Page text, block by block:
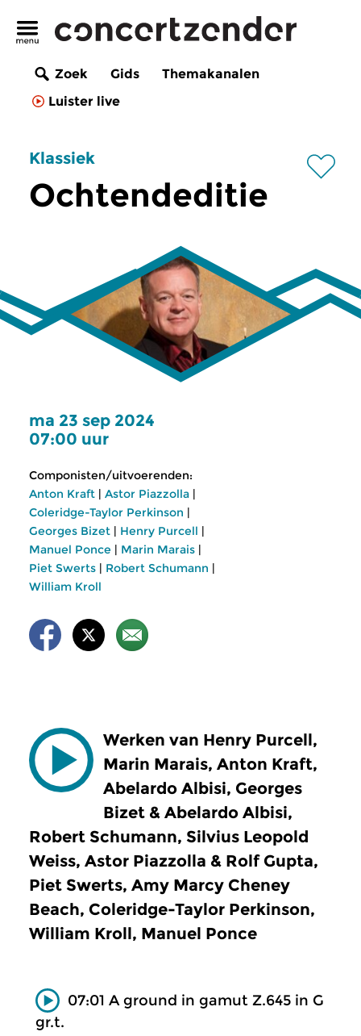
Zoek Gids
Themakanalen
Luister live
Klassiek
Ochtendeditie
ma 23 sep 2024
07:00 uur
Componisten/uitvoerenden:
Anton Kraft | Astor Piazzolla |
Coleridge-Taylor Perkinson |
Georges Bizet | Henry Purcell |
Manuel Ponce | Marin Marais |
Piet Swerts | Robert Schumann |
William Kroll
Werken van Henry Purcell,
Marin Marais, Anton Kraft,
Abelardo Albisi, Georges
Bizet & Abelardo Albisi,
Robert Schumann, Silvius Leopold
Weiss, Astor Piazzolla & Rolf Gupta,
Piet Swerts, Amy Marcy Cheney
Beach, Coleridge-Taylor Perkinson,
William Kroll, Manuel Ponce
07:01 A ground in gamut Z.645 in G
gr.t.